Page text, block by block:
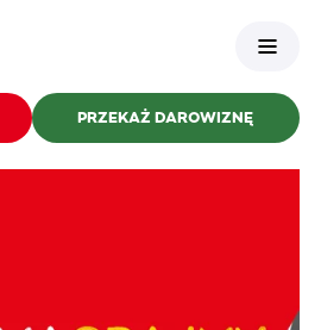
PRZEKAŻ DAROWIZNĘ